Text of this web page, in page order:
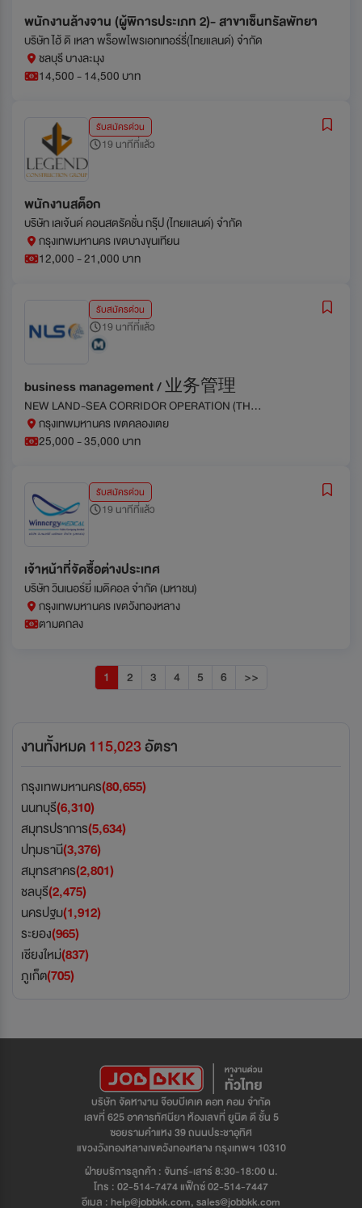
พนักงานล้างจาน (ผู้พิการประเภท 2)- สาขาเซ็นทรัลพัทยา
บริษัท ไฮ้ ดิ เหลา พร็อพไพรเอทเทอร์รี่(ไทยแลนด์) จำกัด
ชลบุรี บางละมุง
14,500 - 14,500 บาท
รับสมัครด่วน
19 นาทีที่แล้ว
พนักงานสต็อก
บริษัท เลเจ้นด์ คอนสตรัคชั่น กรุ๊ป (ไทยแลนด์) จำกัด
กรุงเทพมหานคร เขตบางขุนเทียน
12,000 - 21,000 บาท
รับสมัครด่วน
19 นาทีที่แล้ว
business management / 业务管理
NEW LAND-SEA CORRIDOR OPERATION (THAILAND) CO., LTD.
กรุงเทพมหานคร เขตคลองเตย
25,000 - 35,000 บาท
รับสมัครด่วน
19 นาทีที่แล้ว
เจ้าหน้าที่จัดซื้อต่างประเทศ
บริษัท วินเนอร์ยี่ เมดิคอล จำกัด (มหาชน)
กรุงเทพมหานคร เขตวังทองหลาง
ตามตกลง
1 2 3 4 5 6 >>
งานทั้งหมด115,023อัตรา
กรุงเทพมหานคร(80,655)
นนทบุรี(6,310)
สมุทรปราการ(5,634)
ปทุมธานี(3,376)
สมุทรสาคร(2,801)
ชลบุรี(2,475)
นครปฐม(1,912)
ระยอง(965)
เชียงใหม่(837)
ภูเก็ต(705)
บริษัท จัดหางาน จ๊อบบีเคเค ดอท คอม จำกัด
เลขที่ 625 อาคารทัศนียา ห้องเลขที่ ยูนิต ดี ชั้น 5
ซอยรามคำแหง 39 ถนนประชาอุทิศ
แขวงวังทองหลางเขตวังทองหลาง กรุงเทพฯ 10310
ฝ่ายบริการลูกค้า : จันทร์-เสาร์ 8:30-18:00 น.
โทร : 02-514-7474 แฟ็กซ์ 02-514-7447
อีเมล : help@jobbkk.com, sales@jobbkk.com